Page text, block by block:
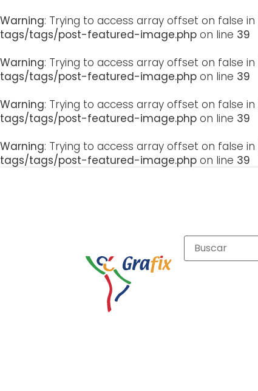
Warning: Trying to access array offset on false in
tags/tags/post-featured-image.php on line 39
Warning: Trying to access array offset on false in
tags/tags/post-featured-image.php on line 39
Warning: Trying to access array offset on false in
tags/tags/post-featured-image.php on line 39
Warning: Trying to access array offset on false in
tags/tags/post-featured-image.php on line 39